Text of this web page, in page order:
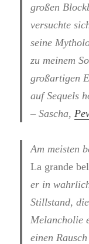
großen
versuchte
seine
zu meinem
großartigen
auf Sequels
– Sascha,
Am meisten
La grande
er in
Stillstand,
Melancholie
einen